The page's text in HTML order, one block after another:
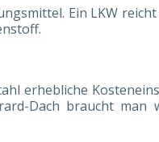
Ein LKW reicht
erhebliche
Dach braucht